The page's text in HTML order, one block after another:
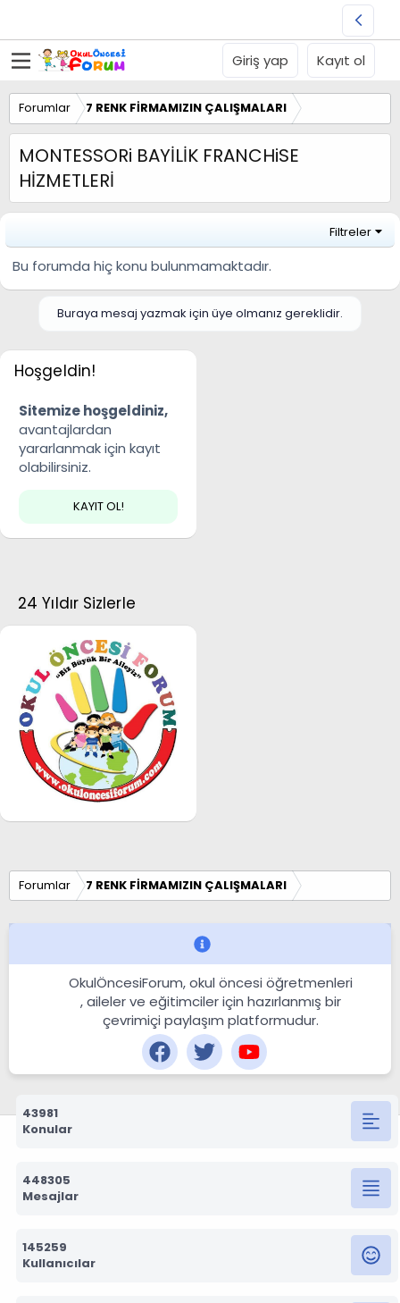
Giriş yap Kayıt ol
Forumlar 7 RENK FİRMAMIZIN ÇALIŞMALARI
MONTESSORi BAYİLİK FRANCHiSE
HİZMETLERİ
Filtreler
Bu forumda hiç konu bulunmamaktadır.
Buraya mesaj yazmak için üye olmanız gereklidir.
Hoşgeldin!
Sitemize hoşgeldiniz,
avantajlardan
yararlanmak için kayıt
olabilirsiniz.
KAYIT OL!
24 Yıldır Sizlerle
Forumlar 7 RENK FİRMAMIZIN ÇALIŞMALARI
OkulÖncesiForum, okul öncesi öğretmenleri
, aileler ve eğitimciler için hazırlanmış bir
çevrimiçi paylaşım platformudur.
43981
Konular
448305
Mesajlar
145259
Kullanıcılar